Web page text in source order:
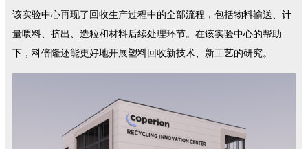
该实验中心再现了回收生产过程中的全部流程，包括物料输送、计
量喂料、挤出、造粒和材料后续处理环节。在该实验中心的帮助
下，科倍隆还能更好地开展塑料回收新技术、新工艺的研究。